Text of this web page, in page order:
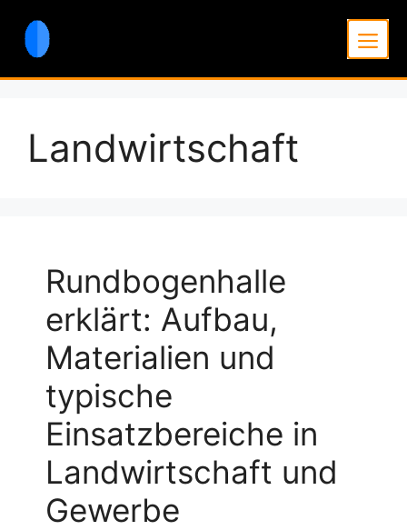
Inhalt
springen
Landwirtschaft
Rundbogenhalle
erklärt: Aufbau,
Materialien und
typische
Einsatzbereiche in
Landwirtschaft und
Gewerbe